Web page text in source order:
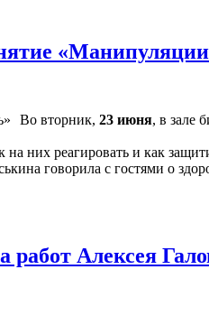
Во вторник, 23 июня, в зале
на них реагировать и как
говорила с гостями о
Алексея